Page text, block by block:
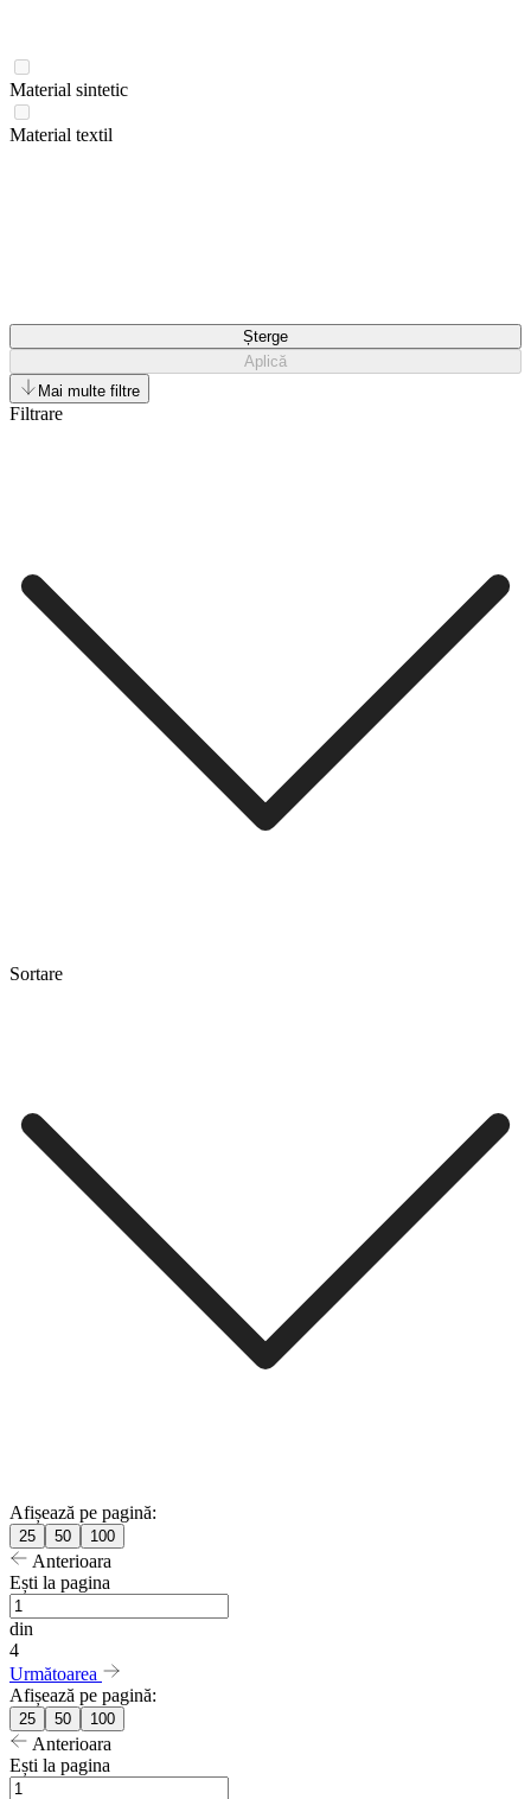
Material sintetic
Material textil
Șterge
Aplică
Mai multe filtre
Filtrare
Sortare
Afișează pe pagină:
25 50 100
Anterioara
Ești la pagina
din
4
Următoarea
Afișează pe pagină:
25 50 100
Anterioara
Ești la pagina